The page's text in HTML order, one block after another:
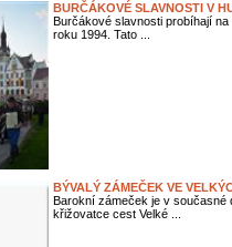
BURČÁKOVÉ SLAVNOSTI V
Burčákové slavnosti probíhají
roku 1994. Tato ...
BÝVALÝ ZÁMEČEK VE
Barokní zámeček je v současné
křižovatce cest Velké ...